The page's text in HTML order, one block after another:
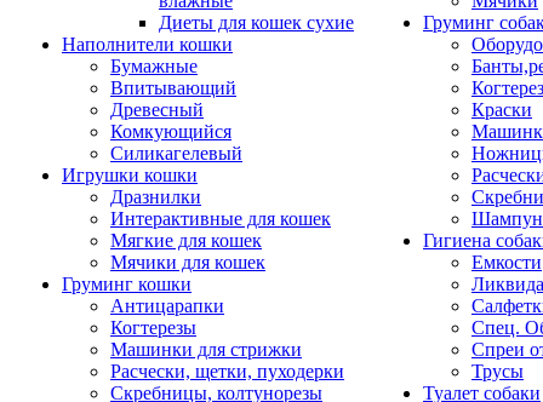
Диеты для кошек сухие
Наполнители кошки
Бумажные
Впитывающий
Древесный
Комкующийся
Силикагелевый
Игрушки кошки
Дразнилки
Интерактивные для кошек
Мягкие для кошек
Мячики для кошек
Груминг кошки
Антицарапки
Когтерезы
Машинки для стрижки
Расчески, щетки, пуходерки
Скребницы, колтунорезы
Груминг
Краски
Гигиена
Емкости
Спец.
Спреи
Трусы
Туалет собаки